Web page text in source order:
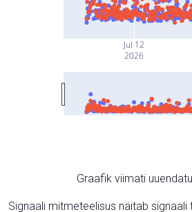
Jul 12
2026
Graafik viimati
Signaali mitmeteelisus näitab